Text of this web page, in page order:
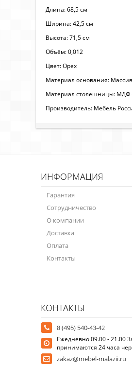
Длина: 68,5 см
Ширина: 42,5 см
Высота: 71,5 см
Объём: 0,012
Цвет: Орех
Материал основания:
Материал столешницы:
Производитель: Мебель
ИНФОРМАЦИЯ
Гарантия
Сотрудничество
О компании
Доставка
Оплата
Контакты
КОНТАКТЫ
8 (495) 540-43-42
Ежедневно 09.00 - 21.00
принимаются 24 часа
zakaz@mebel-malazii.ru